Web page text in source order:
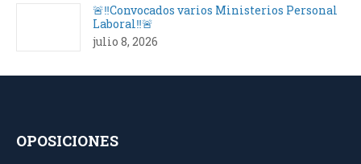
🚨‼️Convocados varios Ministerios Personal
Laboral‼️🚨
julio 8, 2026
OPOSICIONES